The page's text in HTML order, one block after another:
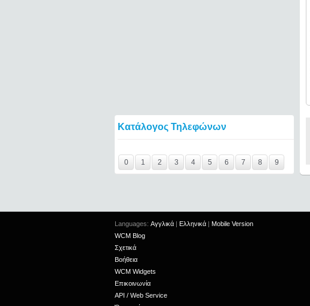
Κατάλογος Τηλεφώνων
0
1 2 3 4 5 6 7 8 9
Languages: Αγγλικά | Ελληνικά | Mobile Version
WCM Blog
Σχετικά
Βοήθεια
WCM Widgets
Επικοινωνία
API / Web Service